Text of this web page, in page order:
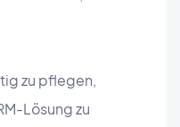
zu pflegen,
Lösung zu